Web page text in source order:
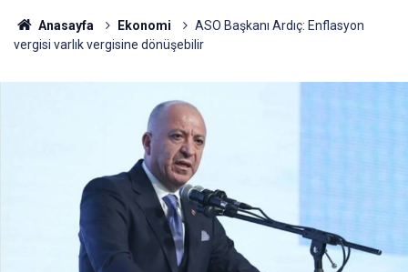
Anasayfa Ekonomi
ASO Başkanı Ardıç: Enflasyon
vergisi varlık vergisine dönüşebilir